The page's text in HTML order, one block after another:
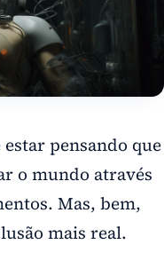
pensando que
o mundo através
Mas, bem,
mais real.